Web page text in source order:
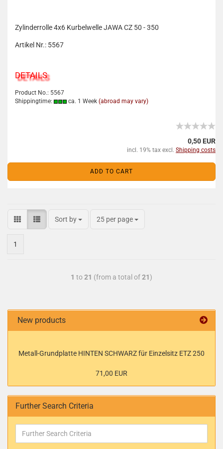
Zylinderrolle 4x6 Kurbelwelle JAWA CZ 50 - 350
Artikel Nr.: 5567
DETAILS
Product No.: 5567
Shippingtime:
ca. 1 Week (abroad may vary)
0,50 EUR
incl. 19% tax excl. Shipping costs
ADD TO CART
Sort by 25 per page
1
1 to21 (from a total of21)
New products
Metall-Grundplatte HINTEN SCHWARZ für Einzelsitz ETZ 250
71,00 EUR
Further Search Criteria